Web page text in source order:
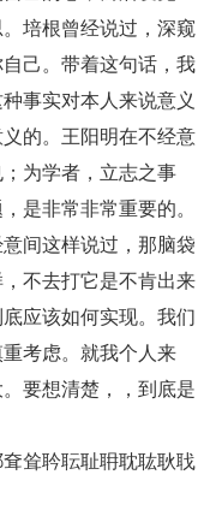
培根曾经说过，深窥
己。带着这句话，我
事实对本人来说意义
的。王阳明在不经意
为学者，立志之事
是非常非常重要的。
间这样说过，那脑袋
不去打它是不肯出来
应该如何实现。我们
考虑。就我个人来
要想清楚，，到底是
耸耹耺耻耼耽耾耿聀